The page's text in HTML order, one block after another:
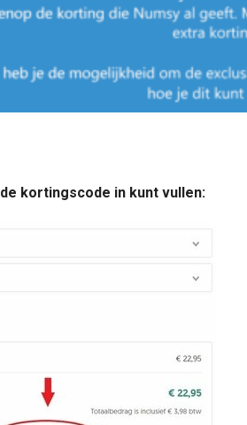
kortingscode in kunt vullen: